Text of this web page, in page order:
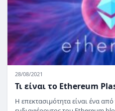
28/08/2021
Τι είναι το Ethereum
Η επεκτασιμότητα είναι ένα